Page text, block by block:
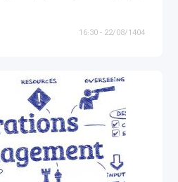
22/08/1404 - 16:30